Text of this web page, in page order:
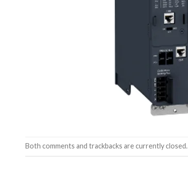
Both comments and trackbacks are currently closed.